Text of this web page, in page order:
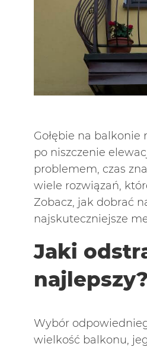
Gołębie na balkonie
po niszczenie
problemem, czas
wiele rozwiązań,
Zobacz, jak dobrać
najskuteczniejsze
Jaki
najlepszy?
Wybór
wielkość balkonu,